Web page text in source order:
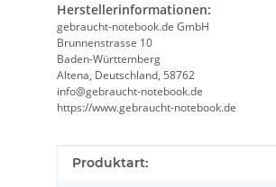
Herstellerinformationen:
gebraucht-notebook.de GmbH
Brunnenstrasse 10
Baden-Württemberg
Altena, Deutschland, 58762
info@gebraucht-notebook.de
https://www.gebraucht-notebook.de
Produkteigenschaft
Wert
Produktart: